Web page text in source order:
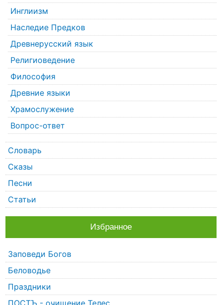
Инглиизм
Наследие Предков
Древнерусский язык
Религиоведение
Философия
Древние языки
Храмослужение
Вопрос-ответ
Словарь
Сказы
Песни
Статьи
Избранное
Заповеди Богов
Беловодье
Праздники
ПОСТЪ - очищение Телес